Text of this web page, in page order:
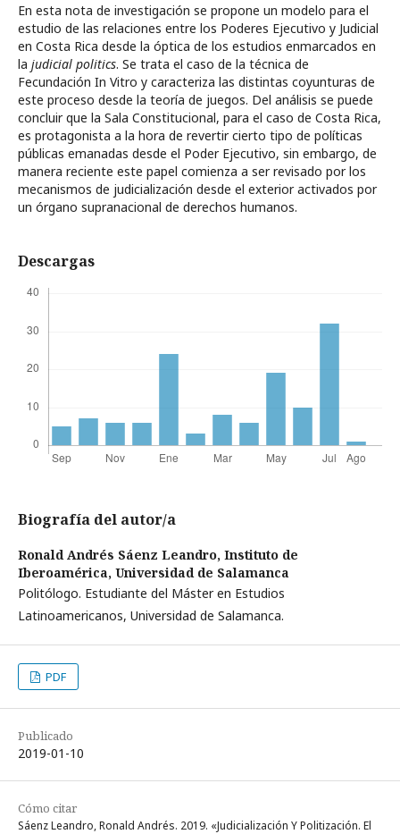
En esta nota de investigación se propone un modelo para el
estudio de las relaciones entre los Poderes Ejecutivo y Judicial
en Costa Rica desde la óptica de los estudios enmarcados en
la judicial politics. Se trata el caso de la técnica de
Fecundación In Vitro y caracteriza las distintas coyunturas de
este proceso desde la teoría de juegos. Del análisis se puede
concluir que la Sala Constitucional, para el caso de Costa Rica,
es protagonista a la hora de revertir cierto tipo de políticas
públicas emanadas desde el Poder Ejecutivo, sin embargo, de
manera reciente este papel comienza a ser revisado por los
mecanismos de judicialización desde el exterior activados por
un órgano supranacional de derechos humanos.
Descargas
Biografía del autor/a
Ronald Andrés Sáenz Leandro, Instituto de
Iberoamérica, Universidad de Salamanca
Politólogo. Estudiante del Máster en Estudios
Latinoamericanos, Universidad de Salamanca.
PDF
Publicado
2019-01-10
Cómo citar
Sáenz Leandro, Ronald Andrés. 2019. «Judicialización Y Politización. El